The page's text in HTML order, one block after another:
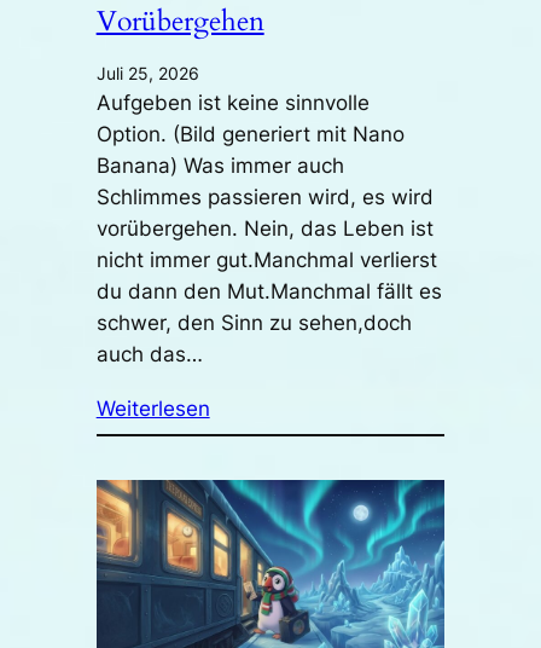
Vorübergehen
Juli 25, 2026
Aufgeben ist keine sinnvolle
Option. (Bild generiert mit Nano
Banana) Was immer auch
Schlimmes passieren wird, es wird
vorübergehen. Nein, das Leben ist
nicht immer gut.Manchmal verlierst
du dann den Mut.Manchmal fällt es
schwer, den Sinn zu sehen,doch
auch das…
Weiterlesen